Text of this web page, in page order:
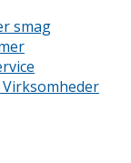
smag